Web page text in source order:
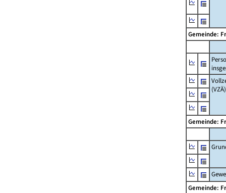
Gemeinde:
(VZÄ)
Gemeinde:
Gemeinde: